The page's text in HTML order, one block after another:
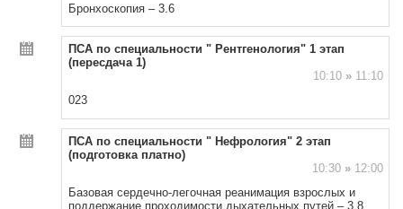
Бронхоскопия – 3.6
ПСА по специальности " Рентгенология" 1 этап
(пересдача 1)
10:10 »11:10
023
ПСА по специальности " Нефрология" 2 этап
(подготовка платно)
10:30 »12:00
Базовая сердечно-легочная реанимация взрослых и
поддержание проходимости дыхательных путей – 3.8